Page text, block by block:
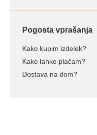
Pogosta vprašanja
Kako kupim izdelek?
Kako lahko plačam?
Dostava na dom?